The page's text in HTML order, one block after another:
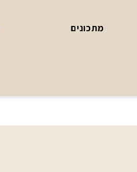
מתכונים